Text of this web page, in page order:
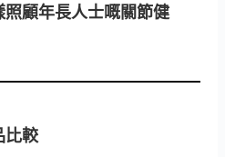
顧年長人士嘅關節健
比較